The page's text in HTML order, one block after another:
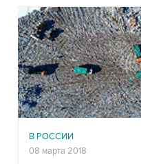
В РОССИИ
08 марта 2018